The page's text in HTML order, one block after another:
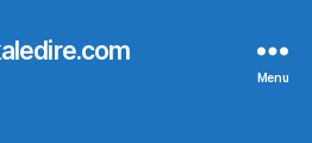
Menu